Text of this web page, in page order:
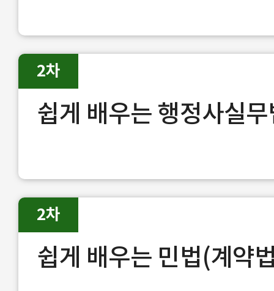
쉽게 배우는 행정사실
2차
쉽게 배우는 민법(계약
2차